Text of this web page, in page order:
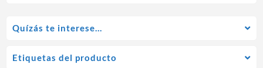
Quízás te interese…
Etiquetas del producto